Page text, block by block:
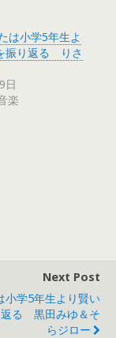
は小学5年生よ
振り返る りさ
日
楽
Next Post
小学5年生より賢い
る 黒田みゆ＆そ
らジロー